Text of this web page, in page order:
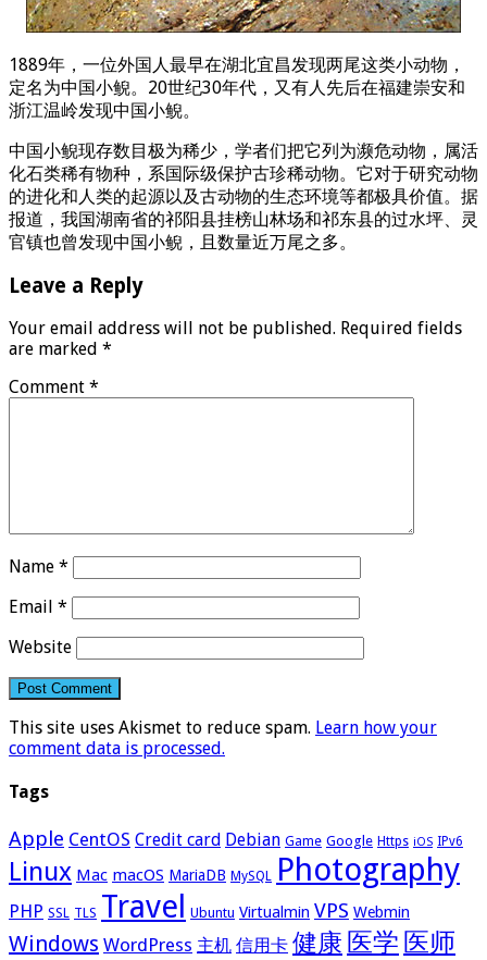
1889年，一位外国人最早在湖北宜昌发现两尾这类小动物，
定名为中国小鲵。20世纪30年代，又有人先后在福建崇安和
浙江温岭发现中国小鲵。
中国小鲵现存数目极为稀少，学者们把它列为濒危动物，属活
化石类稀有物种，系国际级保护古珍稀动物。它对于研究动物
的进化和人类的起源以及古动物的生态环境等都极具价值。据
报道，我国湖南省的祁阳县挂榜山林场和祁东县的过水坪、灵
官镇也曾发现中国小鲵，且数量近万尾之多。
Leave a Reply
Your email address will not be published. Required fields
are marked *
Comment *
Name *
Email *
Website
This site uses Akismet to reduce spam. Learn how your
comment data is processed.
Tags
Apple CentOS Credit card Debian Game Google Https iOS IPv6
Linux Mac macOS MariaDB MySQL Photography
PHP SSL TLS Travel Ubuntu Virtualmin VPS Webmin
Windows WordPress 主机 信用卡 健康 医学 医师